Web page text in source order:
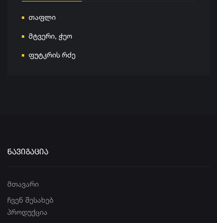
თაფლი
მტვერი, ჭეო
ფუტკრის რძე
ᲜᲐᲕᲘᲒᲐᲪᲘᲐ
მთავარი
ჩვენ შესახებ
პროდუქცია